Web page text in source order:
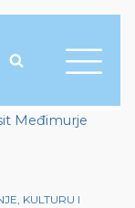
Međimurje
KULTURU I